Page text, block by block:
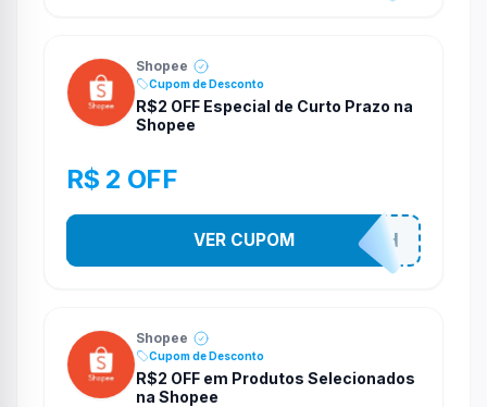
Shopee
Cupom de Desconto
R$2 OFF Especial de Curto Prazo na
Shopee
R$ 2 OFF
VNOXHEDSH
VER CUPOM
Shopee
Cupom de Desconto
R$2 OFF em Produtos Selecionados
na Shopee